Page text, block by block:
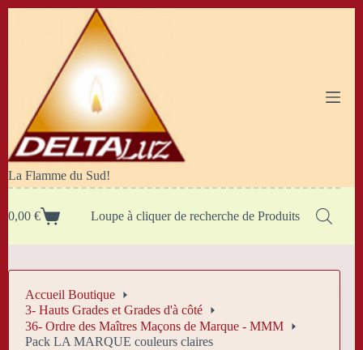
La Flamme du Sud!
Panier
0,00 € Loupe à cliquer de recherche de Produits
Accueil Boutique
3- Hauts Grades et Grades d'à côté
36- Ordre des Maîtres Maçons de Marque - MMM
Pack LA MARQUE couleurs claires